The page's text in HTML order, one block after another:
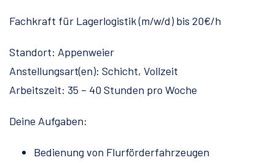
Fachkraft für Lagerlogistik (m/w/d) bis 20€/h
Standort: Appenweier
Anstellungsart(en): Schicht, Vollzeit
Arbeitszeit: 35 – 40 Stunden pro Woche
Deine Aufgaben:
Bedienung von Flurförderfahrzeugen